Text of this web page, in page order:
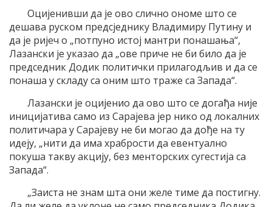
Оцијенивши да је ово слично ономе што се
дешава руском предсједнику Владимиру Путину и
да је ријеч о „потпуно истој мантри понашања“,
Лазански је указао да „ове приче не би било да је
председник Додик политички прилагодљив и да се
понаша у складу са оним што траже са Запада“.
Лазански је оцијенио да ово што се догађа није
иницијатива само из Сарајева јер нико од локалних
политичара у Сарајеву не би могао да дође на ту
идеју, „нити да има храбрости да евентуално
покуша такву акцију, без менторских сугестија са
Запада“.
„Заиста не знам шта они желе тиме да постигну.